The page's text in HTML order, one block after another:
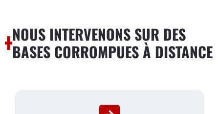
NOUS INTERVENONS SUR DES
BASES CORROMPUES À DISTANCE